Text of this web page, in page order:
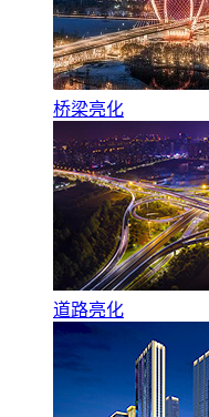
桥梁亮化
道路亮化